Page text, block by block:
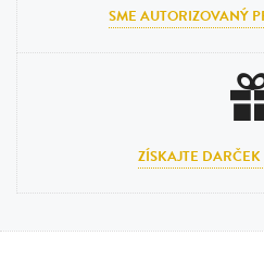
SME AUTORIZOVANÝ
ZÍSKAJTE